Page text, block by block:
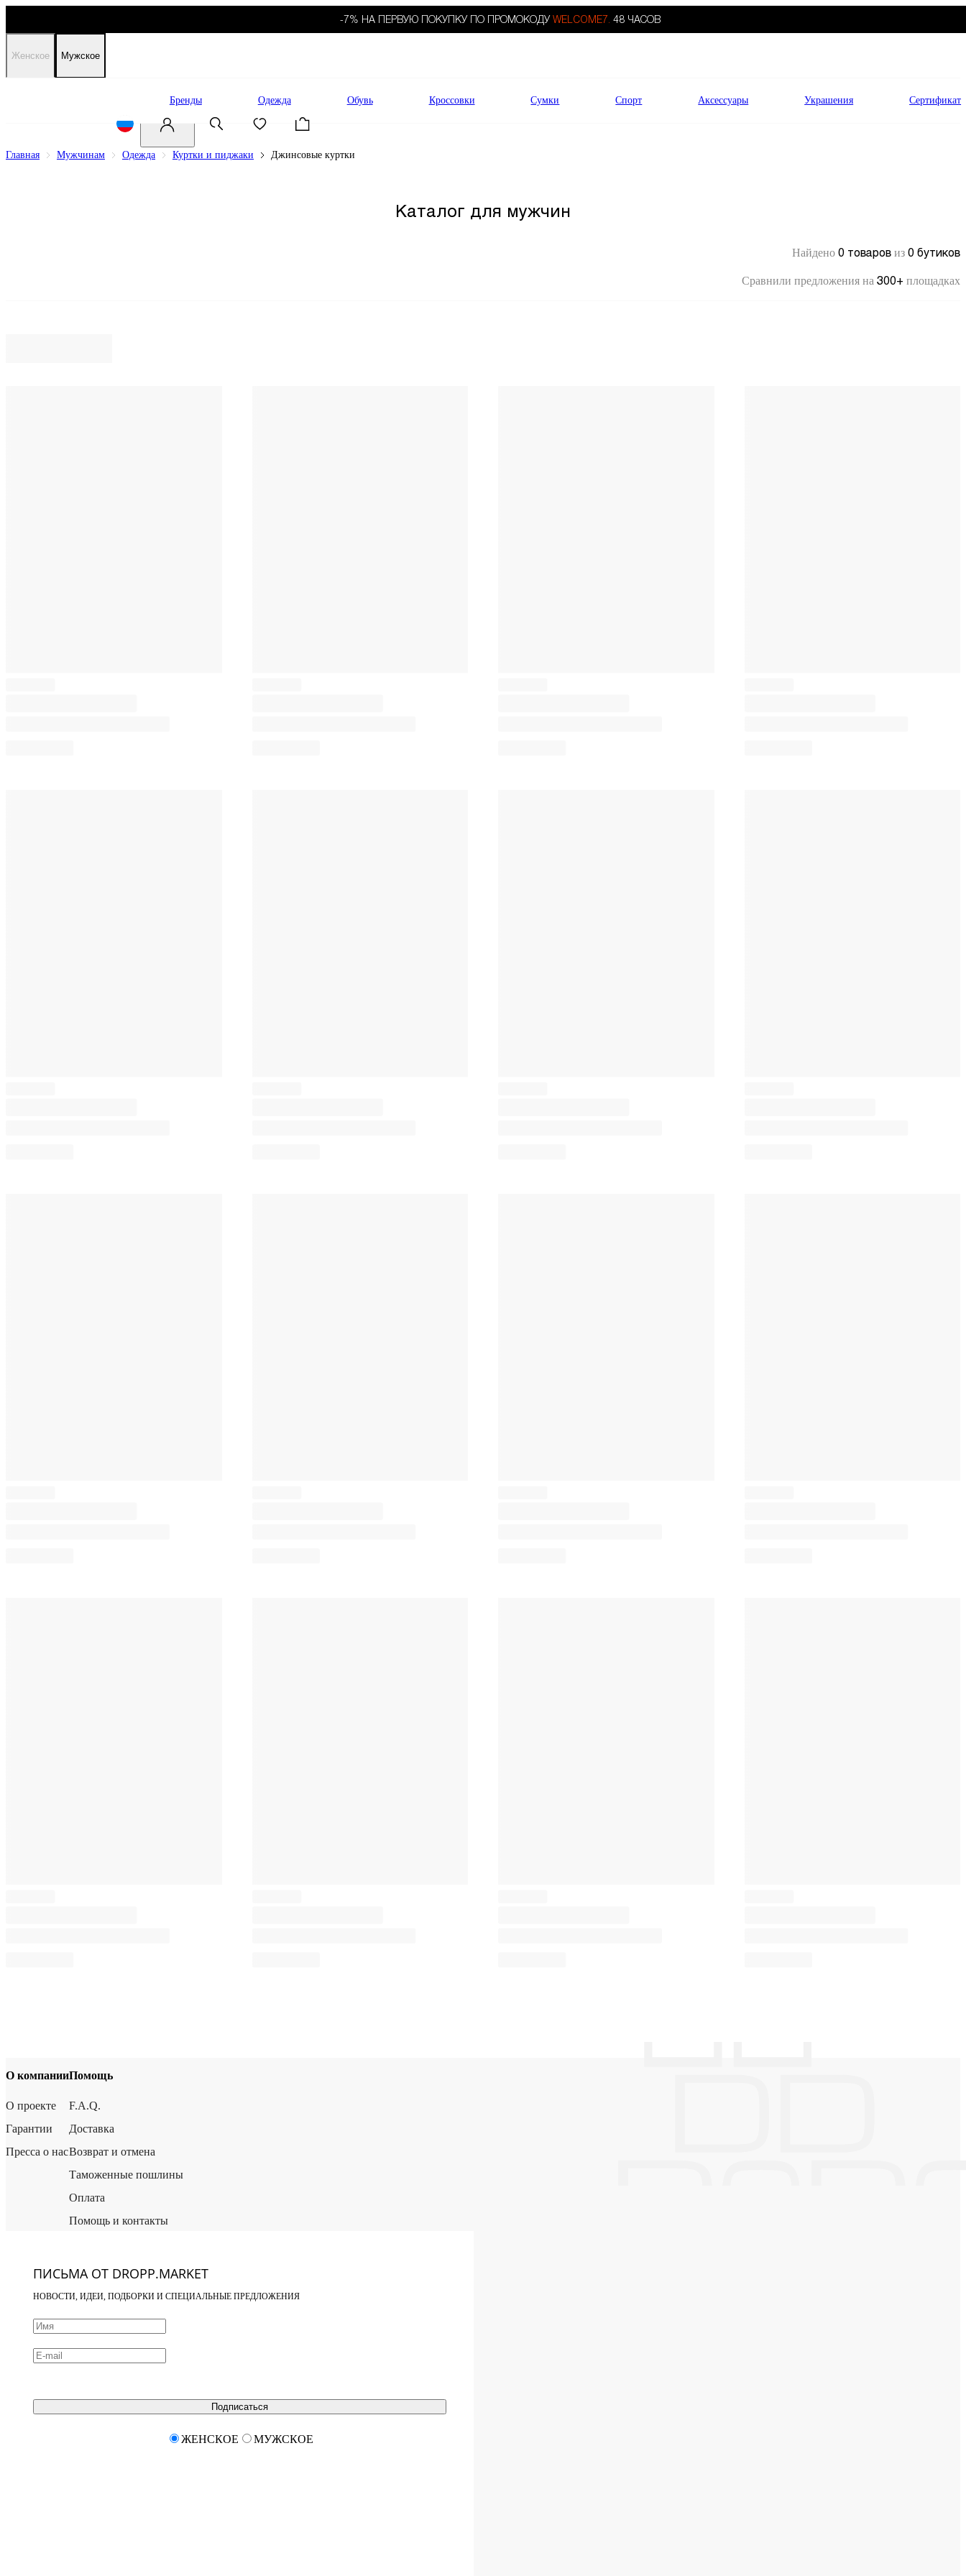
-7% НА ПЕРВУЮ ПОКУПКУ ПО ПРОМОКОДУ WELCOME7. 48 ЧАСОВ
Женское Мужское
Бренды Одежда Обувь Кроссовки Сумки Спорт Аксессуары Украшения Сертификат
Главная Мужчинам Одежда Куртки и пиджаки Джинсовые куртки
Каталог для мужчин
Найдено 0 товаров из 0 бутиков
Сравнили предложения на 300+ площадках
О компании
О проекте
Гарантии
Пресса о нас
Помощь
F.A.Q.
Доставка
Возврат и отмена
Таможенные пошлины
Оплата
Помощь и контакты
ПИСЬМА ОТ DROPP.MARKET
НОВОСТИ, ИДЕИ, ПОДБОРКИ И СПЕЦИАЛЬНЫЕ ПРЕДЛОЖЕНИЯ
Подписаться
ЖЕНСКОЕ МУЖСКОЕ